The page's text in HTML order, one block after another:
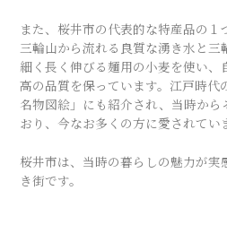
また、桜井市の代表的な特産品の１
三輪山から流れる良質な湧き水と三
細く長く伸びる麺用の小麦を使い
高の品質を保っています。江戸時代
名物図絵」にも紹介され、当時か
おり、今なお多くの方に愛されてい
桜井市は、当時の暮らしの魅力が
き街です。